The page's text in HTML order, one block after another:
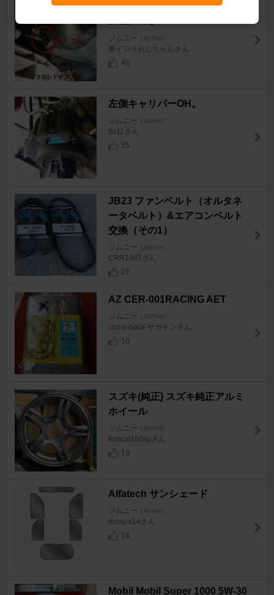
クラッチワイヤーの張り調整♪2
ジムニー [JB23W]
車イジリおじちゃんさん
46
左側キャリパーOH。
ジムニー [JB23W]
tto11さん
15
JB23 ファンベルト（オルタネ
ータベルト）&エアコンベルト
交換（その1）
ジムニー [JB23W]
CRR1987さん
27
AZ CER-001RACING AET
ジムニー [JB23W]
come-back-サガチンさん
10
スズキ(純正) スズキ純正アルミ
ホイール
ジムニー [JB23W]
tomcat150spさん
19
Alfatech サンシェード
ジムニー [JB23W]
rossy-s14さん
14
Mobil Mobil Super 1000 5W-30